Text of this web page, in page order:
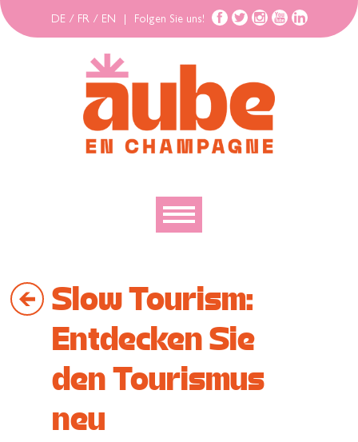
DE / FR / EN Folgen Sie uns!
Erforschen
Bewegen
Gehäuse
Wiederherstellen
Lass dich inspirieren
Slow Tourism:
Entdecken Sie
den Tourismus
neu